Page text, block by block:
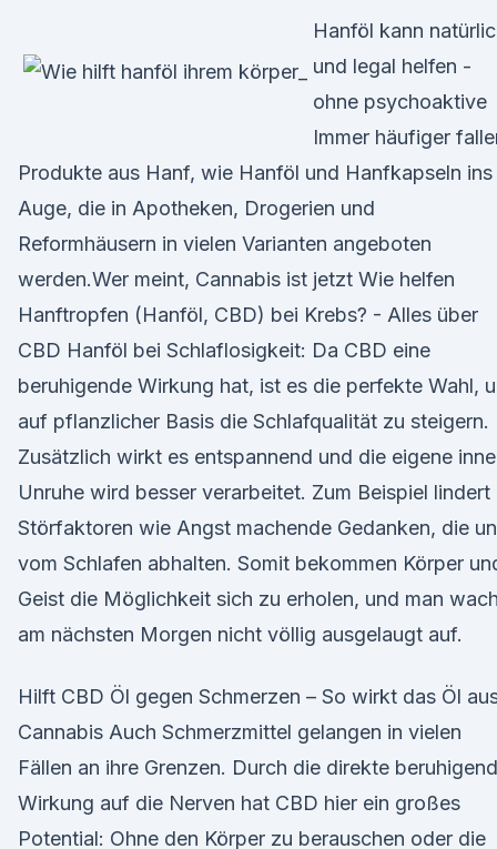
Hanföl kann
und legal helfen -
ohne psychoaktive
Immer häufiger
Produkte aus Hanf, wie Hanföl und Hanfkapseln ins
Auge, die in Apotheken, Drogerien und
Reformhäusern in vielen Varianten angeboten
werden.Wer meint, Cannabis ist jetzt Wie helfen
Hanftropfen (Hanföl, CBD) bei Krebs? - Alles über
CBD Hanföl bei Schlaflosigkeit: Da CBD eine
beruhigende Wirkung hat, ist es die perfekte Wahl,
auf pflanzlicher Basis die Schlafqualität zu steigern.
Zusätzlich wirkt es entspannend und die eigene
Unruhe wird besser verarbeitet. Zum Beispiel lindert
Störfaktoren wie Angst machende Gedanken, die
vom Schlafen abhalten. Somit bekommen Körper
Geist die Möglichkeit sich zu erholen, und man
am nächsten Morgen nicht völlig ausgelaugt auf.
Hilft CBD Öl gegen Schmerzen – So wirkt das Öl
Cannabis Auch Schmerzmittel gelangen in vielen
Fällen an ihre Grenzen. Durch die direkte
Wirkung auf die Nerven hat CBD hier ein großes
Potential: Ohne den Körper zu berauschen oder die